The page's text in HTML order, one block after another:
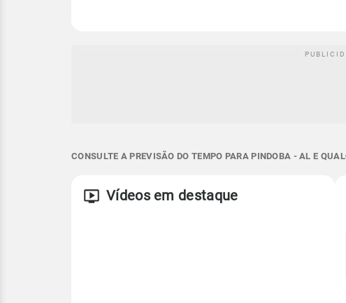
CONSULTE A PREVISÃO DO TEMPO PARA PINDOBA - AL E
Vídeos em destaque